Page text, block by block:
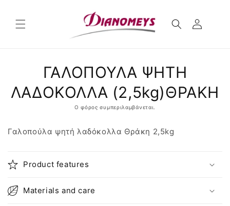
περιεχόμενο
πληροφορίες
προϊόντος
ΓΑΛΟΠΟΥΛΑ ΨΗΤΗ
ΛΑΔΟΚΟΛΛΑ (2,5kg)ΘΡΑΚΗ
Ο φόρος συμπεριλαμβάνεται.
Γαλοπούλα ψητή λαδόκολλα Θράκη 2,5kg
Product features
Materials and care